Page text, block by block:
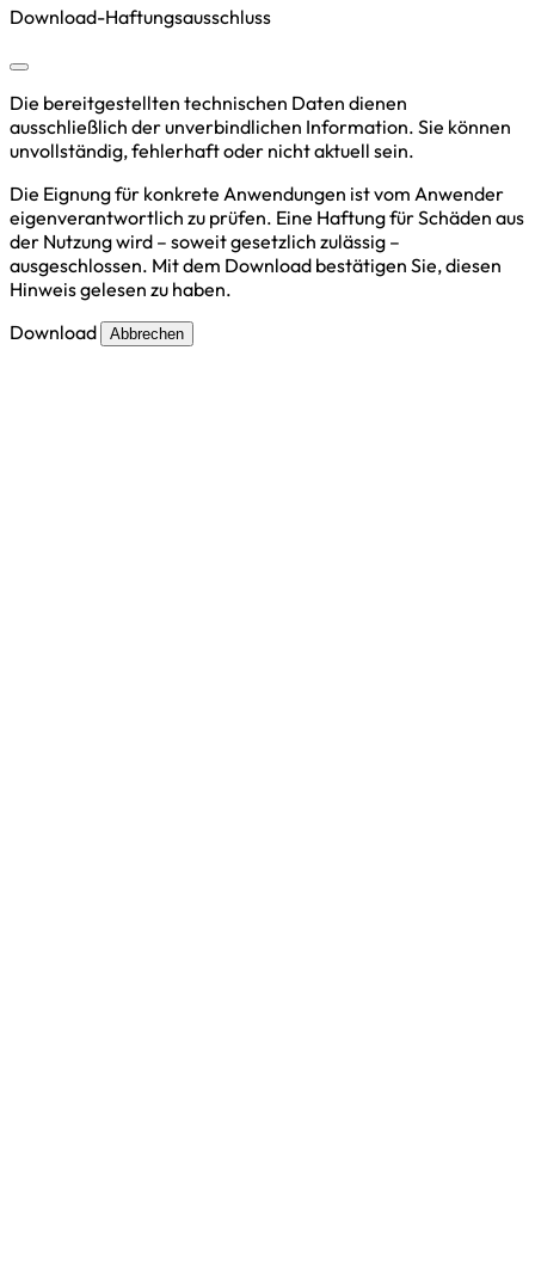
Download-Haftungsausschluss
Die bereitgestellten technischen Daten dienen
ausschließlich der unverbindlichen Information. Sie können
unvollständig, fehlerhaft oder nicht aktuell sein.
Die Eignung für konkrete Anwendungen ist vom Anwender
eigenverantwortlich zu prüfen. Eine Haftung für Schäden aus
der Nutzung wird – soweit gesetzlich zulässig –
ausgeschlossen. Mit dem Download bestätigen Sie, diesen
Hinweis gelesen zu haben.
Download
Abbrechen